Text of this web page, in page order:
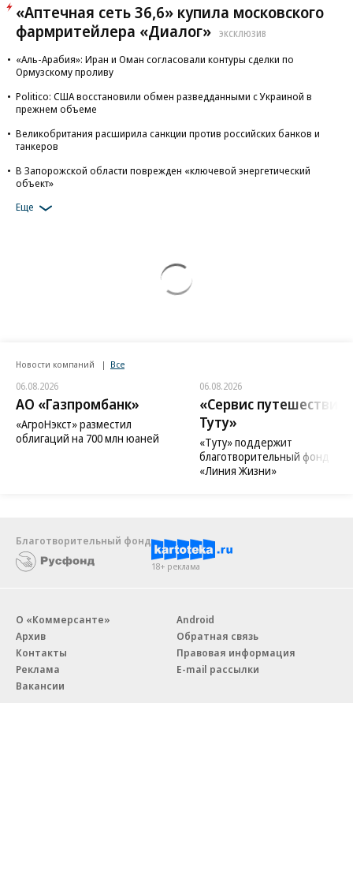
«Аптечная сеть 36,6» купила московского
фармритейлера «Диалог»
ЭКСКЛЮЗИВ
«Аль-Арабия»: Иран и Оман согласовали контуры сделки по
Ормузскому проливу
Politico: США восстановили обмен разведданными с Украиной в
прежнем объеме
Великобритания расширила санкции против российских банков и
танкеров
В Запорожской области поврежден «ключевой энергетический
объект»
Еще
Новости компаний Все
06.08.2026
АО «Газпромбанк»
«АгроНэкст» разместил
облигаций на 700 млн юаней
06.08.2026
«Сервис путешествий
Туту»
«Туту» поддержит
благотворительный фонд
«Линия Жизни»
Благотворительный фонд
18+ реклама
О «Коммерсанте»
Архив
Контакты
Реклама
Вакансии
Android
Обратная связь
Правовая информация
E-mail рассылки